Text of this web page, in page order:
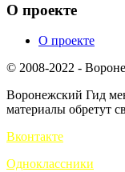
О проекте
О проекте
© 2008-2022 -
Воронежский Гид
материалы обретут
Вконтакте
Одноклассники